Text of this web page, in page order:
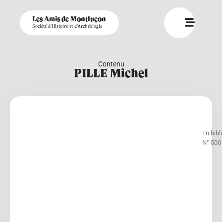
Les Amis de Montluçon
Société d'Histoire et d'Archéologie
Contenu
PILLE Michel
En
N° 500